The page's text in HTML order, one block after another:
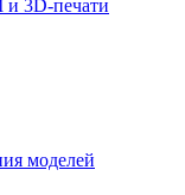
3D-печати
моделей